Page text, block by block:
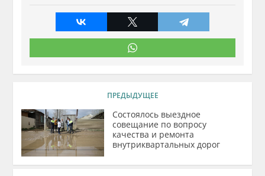
ПРЕДЫДУЩЕЕ
Состоялось выездное
совещание по вопросу
качества и ремонта
внутриквартальных дорог